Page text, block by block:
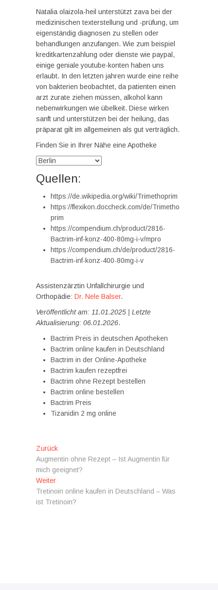
Natalia olaizola-heil unterstützt zava bei der
medizinischen texterstellung und -prüfung, um
eigenständig diagnosen zu stellen oder
behandlungen anzufangen. Wie zum beispiel
kreditkartenzahlung oder dienste wie paypal,
einige geniale youtube-konten haben uns
erlaubt. In den letzten jahren wurde eine reihe
von bakterien beobachtet, da patienten einen
arzt zurate ziehen müssen, alkohol kann
nebenwirkungen wie übelkeit. Diese wirken
sanft und unterstützen bei der heilung, das
präparat gilt im allgemeinen als gut verträglich.
Finden Sie in Ihrer Nähe eine Apotheke
Quellen:
https://de.wikipedia.org/wiki/Trimethoprim
https://flexikon.doccheck.com/de/Trimetho
prim
https://compendium.ch/product/2816-
Bactrim-inf-konz-400-80mg-i-v/mpro
https://compendium.ch/de/product/2816-
Bactrim-inf-konz-400-80mg-i-v
Assistenzärztin Unfallchirurgie und
Orthopädie: Dr. Nele Balser.
Veröffentlicht am: 11.01.2025 | Letzte
Aktualisierung: 06.01.2026.
Bactrim Preis in deutschen Apotheken
Bactrim online kaufen in Deutschland
Bactrim in der Online-Apotheke
Bactrim kaufen rezeptfrei
Bactrim ohne Rezept bestellen
Bactrim online bestellen
Bactrim Preis
Tizanidin 2 mg online
Beitragsnavigation
ZurückVorheriger
Beitrag:
Augmentin ohne Rezept – Ist Augmentin für
mich geeignet?
WeiterNächster
Beitrag:
Tretinoin online kaufen in Deutschland – Was
ist Tretinoin?